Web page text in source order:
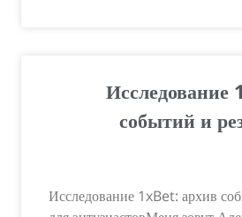
Исследование
событий и
Исследование 1xBet: архив